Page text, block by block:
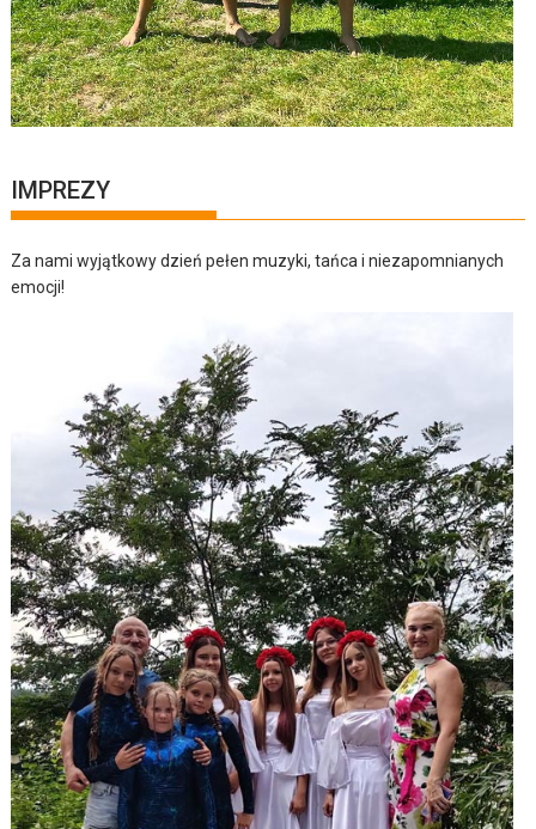
IMPREZY
Za nami wyjątkowy dzień pełen muzyki, tańca i niezapomnianych
emocji!